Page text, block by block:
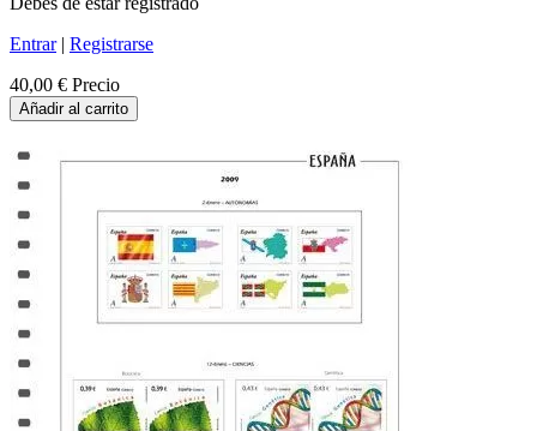
Entrar| Registrarse
40,00 € Precio
Añadir al carrito